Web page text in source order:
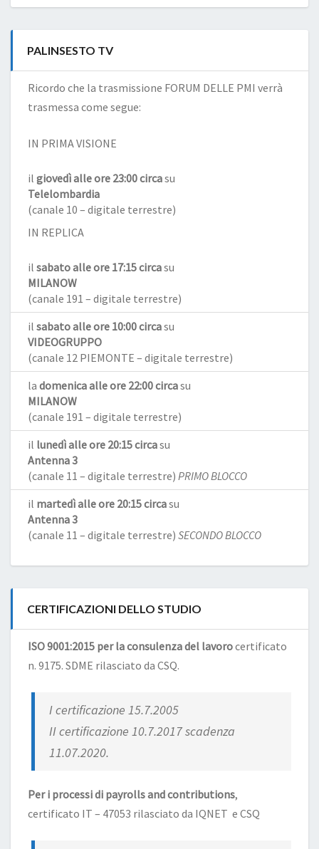
PALINSESTO TV
Ricordo che la trasmissione FORUM DELLE PMI verrà
trasmessa come segue:
IN PRIMA VISIONE
il giovedì alle ore 23:00 circasu
Telelombardia
(canale 10 – digitale terrestre)
IN REPLICA
il sabato alle ore 17:15 circasu
MILANOW
(canale 191 – digitale terrestre)
il sabato alle ore 10:00 circasu
VIDEOGRUPPO
(canale 12 PIEMONTE – digitale terrestre)
la domenica alle ore 22:00 circasu
MILANOW
(canale 191 – digitale terrestre)
il lunedì alle ore 20:15 circasu
Antenna 3
(canale 11 – digitale terrestre) PRIMO BLOCCO
il martedì alle ore 20:15 circasu
Antenna 3
(canale 11 – digitale terrestre) SECONDO BLOCCO
CERTIFICAZIONI DELLO STUDIO
ISO 9001:2015 per la consulenza del lavorocertificato
n. 9175. SDME rilasciato da CSQ.
I certificazione 15.7.2005
II certificazione 10.7.2017 scadenza
11.07.2020.
Per i processi di payrolls and contributions,
certificato IT – 47053 rilasciato da IQNET e CSQ